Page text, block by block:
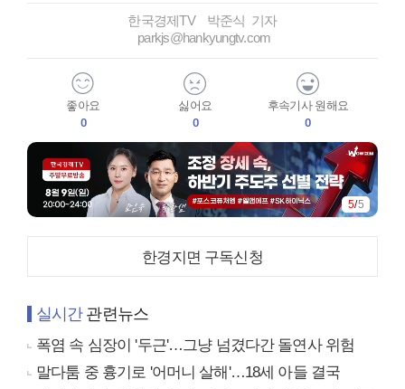
한국경제TV 박준식 기자
parkjs@hankyungtv.com
좋아요
0
싫어요
0
후속기사 원해요
0
5/5
한경지면 구독신청
실시간관련뉴스
폭염 속 심장이 '두근'…그냥 넘겼다간 돌연사 위험
말다툼 중 흉기로 '어머니 살해'…18세 아들 결국